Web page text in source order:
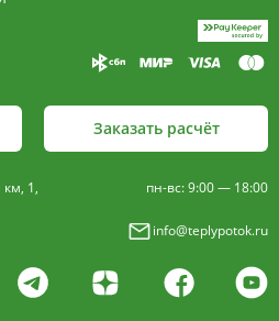
порошковым
типов: рулонная и
четырёх цветов -
серебро (без доплат)
Заказать расчёт
1,
пн-вс: 9:00 — 18:00
info@teplypotok.ru